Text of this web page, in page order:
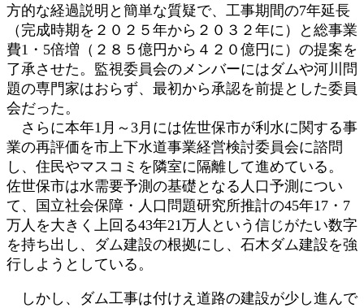
方的な経過説明と簡単な質疑で、工事期間の7年延長
（完成時期を２０２５年から２０３２年に）と総事業
費1・5倍増（２８５億円から４２０億円に）の提案を
了承させた。監視委員会のメンバーにはダムや河川問
題の専門家はおらず、最初から承認を前提とした委員
会だった。
さらに本年1月～3月には佐世保市が利水に関する事
業の再評価を市上下水道事業経営検討委員会に諮問
し、住民やマスコミを隣室に隔離して進めている。
佐世保市は水需要予測の基礎となる人口予測につい
て、国立社会保障・人口問題研究所推計の45年17・7
万人を大きく上回る43年21万人という信じがたい数字
を持ち出し、ダム建設の根拠にし、石木ダム建設を強
行しようとしている。
しかし、ダム工事は付けえ道路の建設が少し進んで